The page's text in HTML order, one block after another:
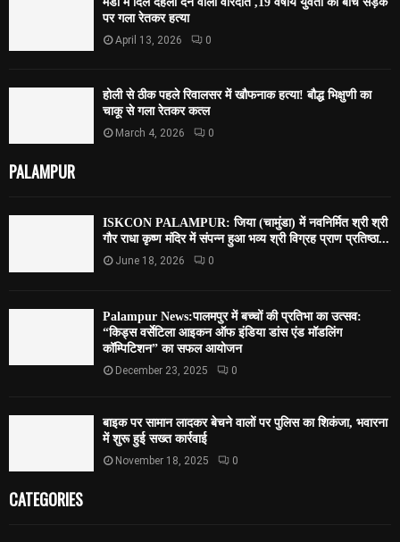
पर गला रेतकर हत्या
April 13, 2026 0
होली से ठीक पहले रिवालसर में खौफनाक हत्या! बौद्ध भिक्षुणी का
चाकू से गला रेतकर कत्ल
March 4, 2026 0
PALAMPUR
ISKCON PALAMPUR: जिया (चामुंडा) में नवनिर्मित श्री श्री
गौर राधा कृष्ण मंदिर में संपन्न हुआ भव्य श्री विग्रह प्राण प्रतिष्ठा...
June 18, 2026 0
Palampur News:पालमपुर में बच्चों की प्रतिभा का उत्सव:
“किड्स वर्सेटिला आइकन ऑफ इंडिया डांस एंड मॉडलिंग
कॉम्पिटिशन” का सफल आयोजन
December 23, 2025 0
बाइक पर सामान लादकर बेचने वालों पर पुलिस का शिकंजा, भवारना
में शुरू हुई सख्त कार्रवाई
November 18, 2025 0
CATEGORIES